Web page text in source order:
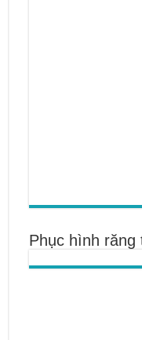
Phục hình răng